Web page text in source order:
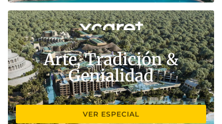
Arte, Tradición &
Genialidad
VER ESPECIAL